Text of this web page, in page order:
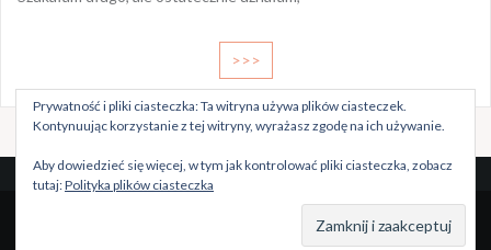
>>>
Szablon: Oriaby
Prywatność i pliki ciasteczka: Ta witryna używa plików ciasteczek.
Kontynuując korzystanie z tej witryny, wyrażasz zgodę na ich używanie.
Aby dowiedzieć się więcej, w tym jak kontrolować pliki ciasteczka, zobacz
tutaj:Polityka plików ciasteczka